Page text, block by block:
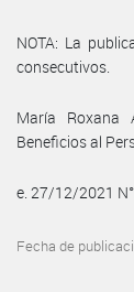
NOTA: La
consecutivos.
María Roxana
Beneficios al
e. 27/12/2021
Fecha de